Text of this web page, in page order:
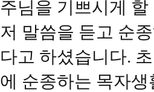
주님을 기쁘시게
저 말씀을 듣고 순
다고 하셨습니다.
에 순종하는 목자